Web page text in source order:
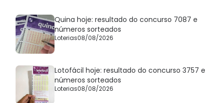
Quina hoje: resultado do concurso 7087 e
números sorteados
Loterias08/08/2026
Lotofácil hoje: resultado do concurso 3757 e
números sorteados
Loterias08/08/2026